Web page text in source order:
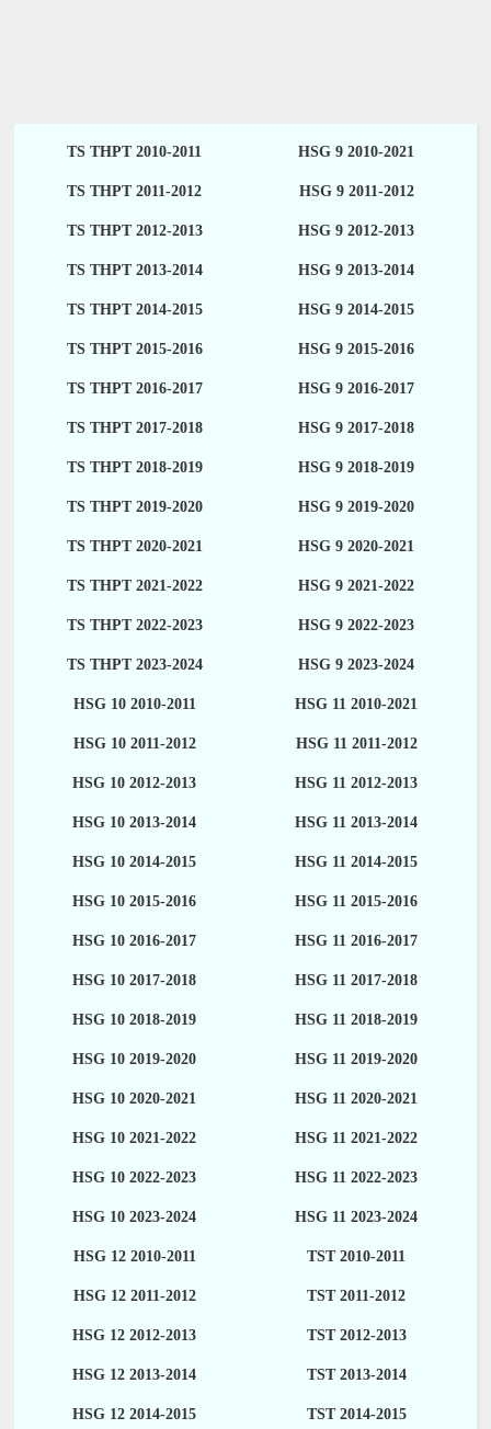
TS THPT 2010-2011 HSG 9 2010-2021
TS THPT 2011-2012 HSG 9 2011-2012
TS THPT 2012-2013 HSG 9 2012-2013
TS THPT 2013-2014 HSG 9 2013-2014
TS THPT 2014-2015 HSG 9 2014-2015
TS THPT 2015-2016 HSG 9 2015-2016
TS THPT 2016-2017 HSG 9 2016-2017
TS THPT 2017-2018 HSG 9 2017-2018
TS THPT 2018-2019 HSG 9 2018-2019
TS THPT 2019-2020 HSG 9 2019-2020
TS THPT 2020-2021 HSG 9 2020-2021
TS THPT 2021-2022 HSG 9 2021-2022
TS THPT 2022-2023 HSG 9 2022-2023
TS THPT 2023-2024 HSG 9 2023-2024
HSG 10 2010-2011 HSG 11 2010-2021
HSG 10 2011-2012 HSG 11 2011-2012
HSG 10 2012-2013 HSG 11 2012-2013
HSG 10 2013-2014 HSG 11 2013-2014
HSG 10 2014-2015 HSG 11 2014-2015
HSG 10 2015-2016 HSG 11 2015-2016
HSG 10 2016-2017 HSG 11 2016-2017
HSG 10 2017-2018 HSG 11 2017-2018
HSG 10 2018-2019 HSG 11 2018-2019
HSG 10 2019-2020 HSG 11 2019-2020
HSG 10 2020-2021 HSG 11 2020-2021
HSG 10 2021-2022 HSG 11 2021-2022
HSG 10 2022-2023 HSG 11 2022-2023
HSG 10 2023-2024 HSG 11 2023-2024
HSG 12 2010-2011 TST 2010-2011
HSG 12 2011-2012 TST 2011-2012
HSG 12 2012-2013 TST 2012-2013
HSG 12 2013-2014 TST 2013-2014
HSG 12 2014-2015 TST 2014-2015